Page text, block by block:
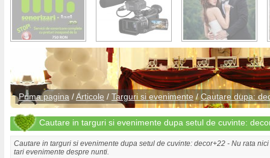
Prima pagina /Articole / Targuri si evenimente/Cautare dupa:
Cautare in targuri si evenimente dupa setul de cuvinte:
Cautare in targuri si evenimente dupa setul de cuvinte: decor+22 - Nu rata
tari evenimente despre nunti.